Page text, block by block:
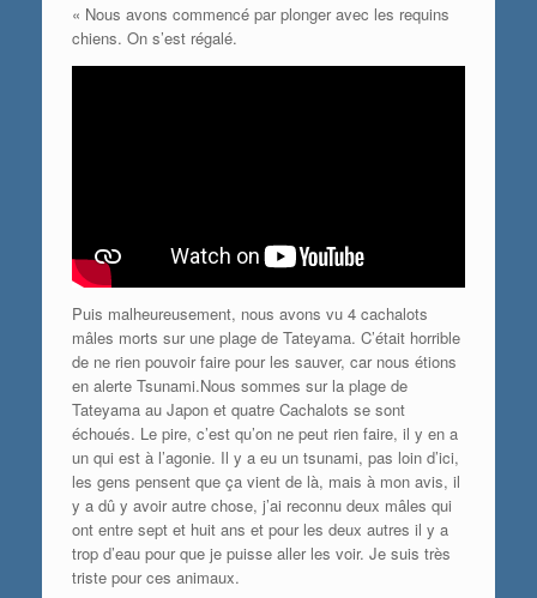
« Nous avons commencé par plonger avec les requins
chiens. On s’est régalé.
Puis malheureusement, nous avons vu 4 cachalots
mâles morts sur une plage de Tateyama. C’était horrible
de ne rien pouvoir faire pour les sauver, car nous étions
en alerte Tsunami.Nous sommes sur la plage de
Tateyama au Japon et quatre Cachalots se sont
échoués. Le pire, c’est qu’on ne peut rien faire, il y en a
un qui est à l’agonie. Il y a eu un tsunami, pas loin d’ici,
les gens pensent que ça vient de là, mais à mon avis, il
y a dû y avoir autre chose, j’ai reconnu deux mâles qui
ont entre sept et huit ans et pour les deux autres il y a
trop d’eau pour que je puisse aller les voir. Je suis très
triste pour ces animaux.